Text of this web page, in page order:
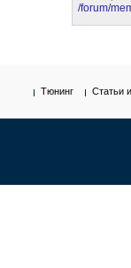
/forum/
Тюнинг Статьи